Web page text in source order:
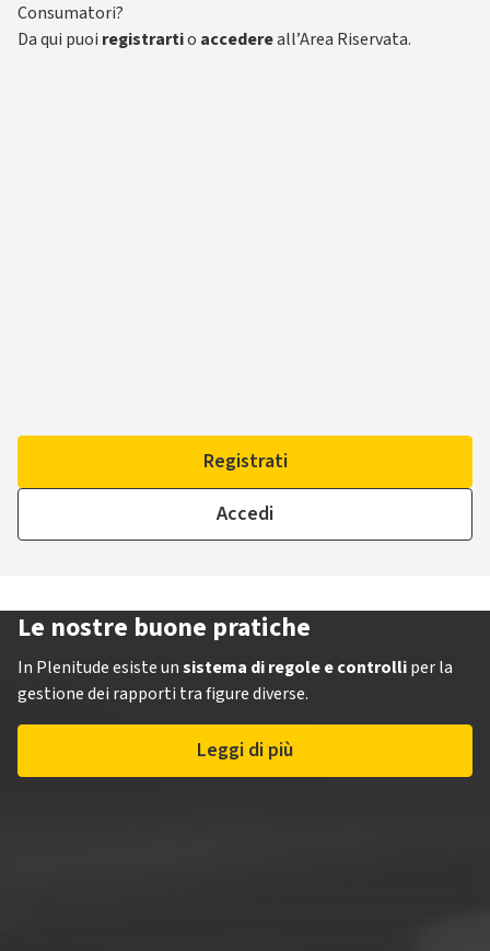
Consumatori?
Da qui puoi registrartio accedereall’Area Riservata.
Registrati
Accedi
Le nostre buone pratiche
In Plenitude esiste unsistema di regole e controlliper la
gestione dei rapporti tra figure diverse.
Leggi di più